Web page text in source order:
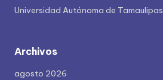
Universidad Autónoma de Tamaulipas
Archivos
agosto 2026